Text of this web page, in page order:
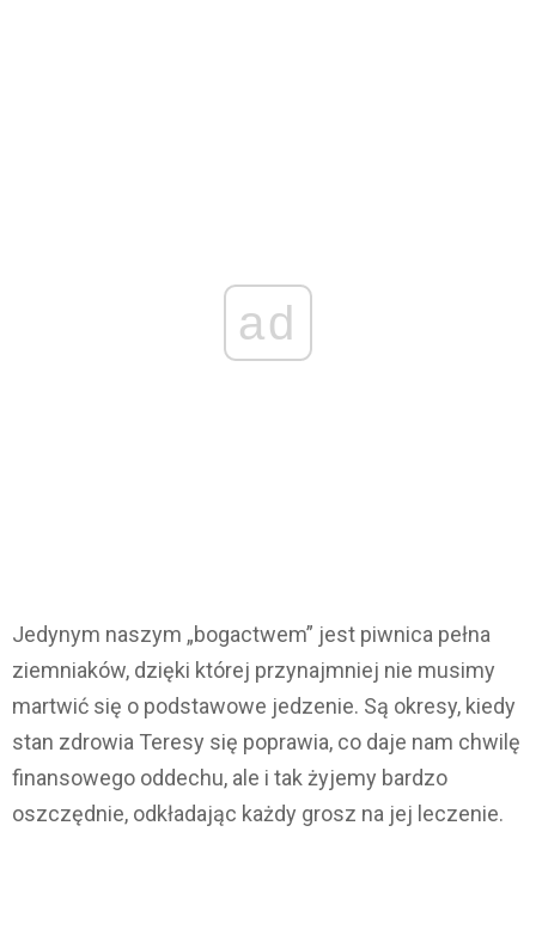
ad
Jedynym naszym „bogactwem” jest piwnica pełna
ziemniaków, dzięki której przynajmniej nie musimy
martwić się o podstawowe jedzenie. Są okresy, kiedy
stan zdrowia Teresy się poprawia, co daje nam chwilę
finansowego oddechu, ale i tak żyjemy bardzo
oszczędnie, odkładając każdy grosz na jej leczenie.